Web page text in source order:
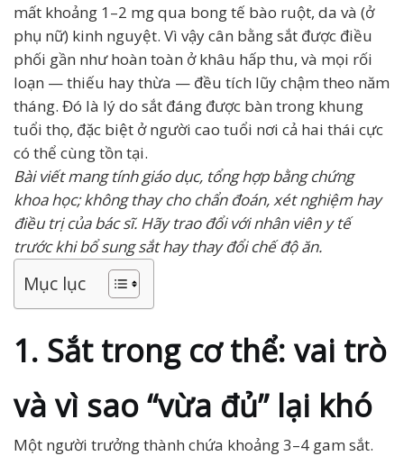
mất khoảng 1–2 mg qua bong tế bào ruột, da và (ở
phụ nữ) kinh nguyệt. Vì vậy cân bằng sắt được điều
phối gần như hoàn toàn ở khâu hấp thu, và mọi rối
loạn — thiếu hay thừa — đều tích lũy chậm theo năm
tháng. Đó là lý do sắt đáng được bàn trong khung
tuổi thọ, đặc biệt ở người cao tuổi nơi cả hai thái cực
có thể cùng tồn tại.
Bài viết mang tính giáo dục, tổng hợp bằng chứng
khoa học; không thay cho chẩn đoán, xét nghiệm hay
điều trị của bác sĩ. Hãy trao đổi với nhân viên y tế
trước khi bổ sung sắt hay thay đổi chế độ ăn.
Mục lục
1. Sắt trong cơ thể: vai trò
và vì sao “vừa đủ” lại khó
Một người trưởng thành chứa khoảng 3–4 gam sắt.